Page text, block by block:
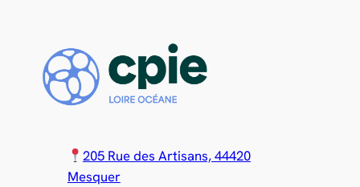
205 Rue des Artisans, 44420
Mesquer